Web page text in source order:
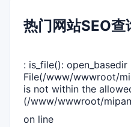
热门网站SEO查
: is_file():
File(/www/wwwroot/
is not within the
(/www/wwwroot/
on line